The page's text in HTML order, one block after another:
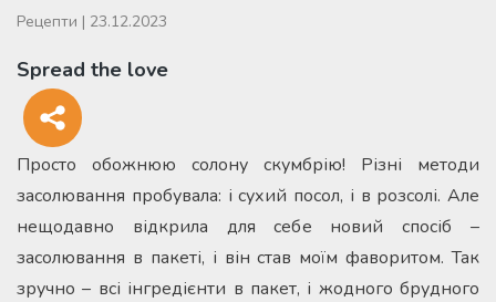
Рецепти | 23.12.2023
Spread the love
Просто обожнюю солону скумбрію! Різні методи
засолювання пробувала: і сухий посол, і в розсолі. Але
нещодавно відкрила для себе новий спосіб –
засолювання в пакеті, і він став моїм фаворитом. Так
зручно – всі інгредієнти в пакет, і жодного брудного